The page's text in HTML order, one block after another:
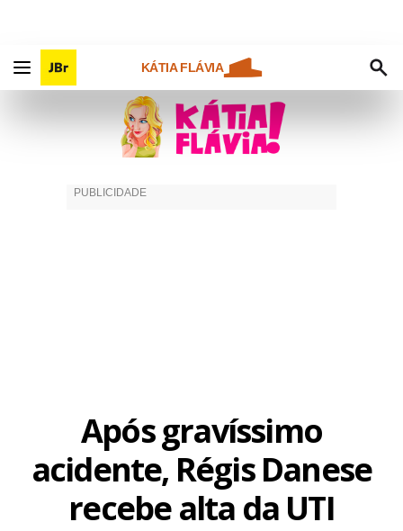
KÁTIA FLÁVIA
Após gravíssimo
acidente, Régis Danese
recebe alta da UTI